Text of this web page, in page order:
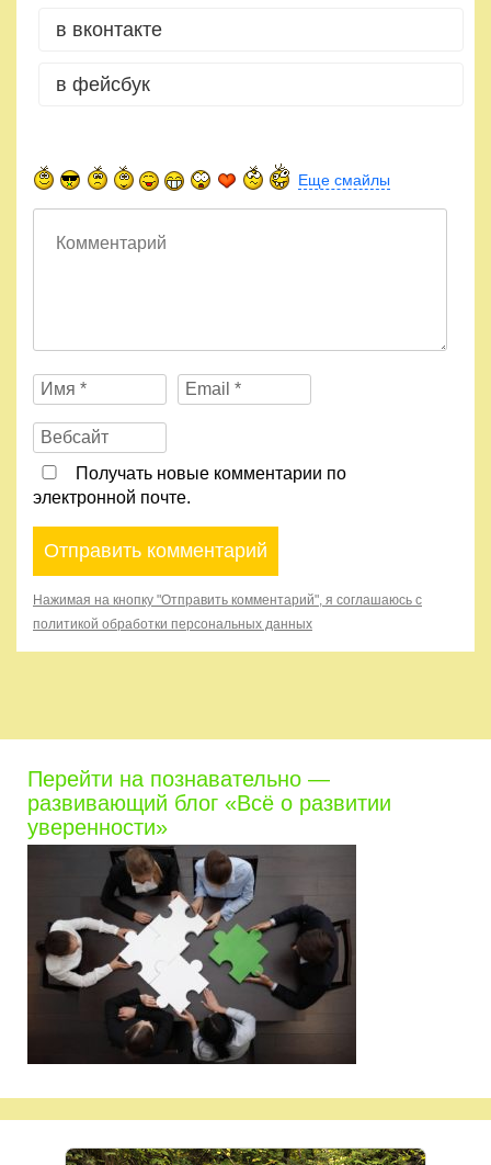
в вконтакте
в фейсбук
Еще смайлы
Получать новые комментарии по
электронной почте.
Нажимая на кнопку "Отправить комментарий", я соглашаюсь с
политикой обработки персональных данных
Перейти на познавательно —
развивающий блог «Всё о развитии
уверенности»